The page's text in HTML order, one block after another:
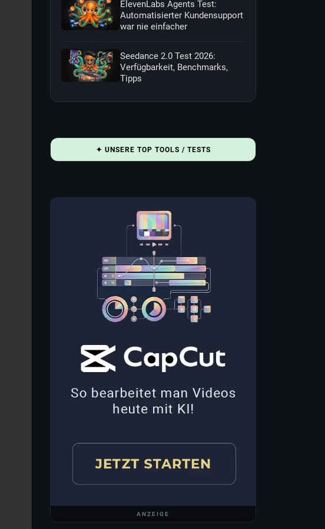
ElevenLabs Agents Test:
Automatisierter Kundensupport
war nie einfacher
Seedance 2.0 Test 2026:
Verfügbarkeit, Benchmarks,
Tipps
✦ UNSERE TOP TOOLS / TESTS
ANZEIGE